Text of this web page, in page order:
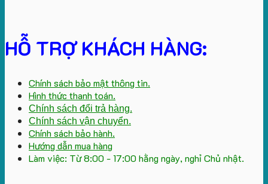
HỖ TRỢ KHÁCH HÀNG:
Chính sách bảo mật thông tin.
Hình thức thanh toán.
Chính sách đổi trả hàng.
Chính sách vận chuyển.
Chính sách bảo hành.
Hướng dẫn mua hàng
Làm việc: Từ 8:00 - 17:00 hằng ngày, nghỉ Chủ nhật.